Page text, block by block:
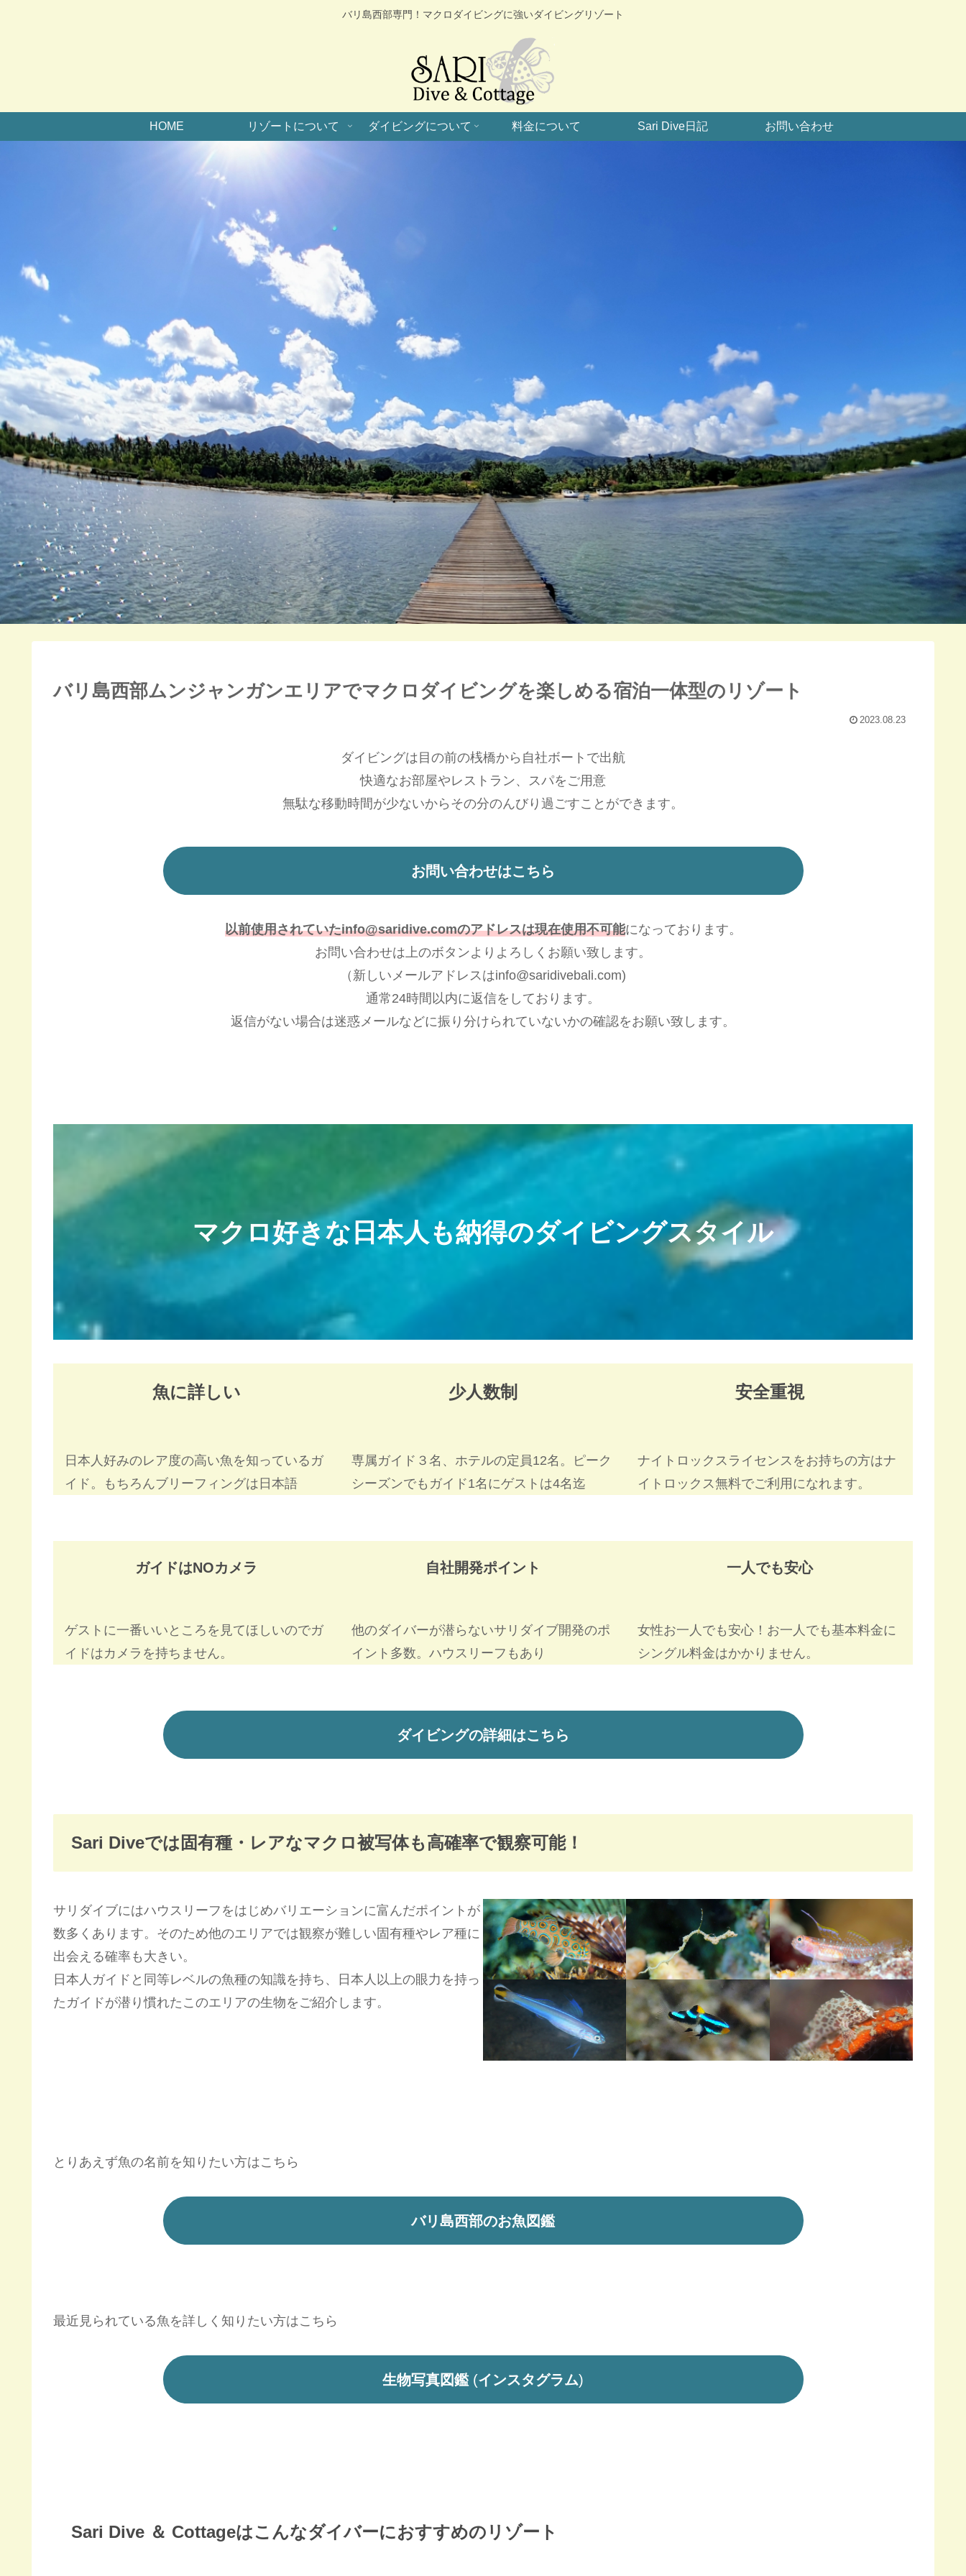
バリ島西部専門！マクロダイビングに強いダイビングリゾート
HOME リゾートについて ダイビングについて 料金について Sari Dive日記 お問い合わせ
バリ島西部ムンジャンガンエリアでマクロダイビングを楽しめる宿泊一体型のリゾート
2023.08.23
ダイビングは目の前の桟橋から自社ボートで出航
快適なお部屋やレストラン、スパをご用意
無駄な移動時間が少ないからその分のんびり過ごすことができます。
お問い合わせはこちら
以前使用されていたinfo@saridive.comのアドレスは現在使用不可能になっております。
お問い合わせは上のボタンよりよろしくお願い致します。
（新しいメールアドレスはinfo@saridivebali.com)
通常24時間以内に返信をしております。
返信がない場合は迷惑メールなどに振り分けられていないかの確認をお願い致します。
マクロ好きな日本人も納得のダイビングスタイル
魚に詳しい
日本人好みのレア度の高い魚を知っているガ
イド。もちろんブリーフィングは日本語
少人数制
専属ガイド３名、ホテルの定員12名。ピーク
シーズンでもガイド1名にゲストは4名迄
安全重視
ナイトロックスライセンスをお持ちの方はナ
イトロックス無料でご利用になれます。
ガイドはNOカメラ
ゲストに一番いいところを見てほしいのでガ
イドはカメラを持ちません。
自社開発ポイント
他のダイバーが潜らないサリダイブ開発のポ
イント多数。ハウスリーフもあり
一人でも安心
女性お一人でも安心！お一人でも基本料金に
シングル料金はかかりません。
ダイビングの詳細はこちら
Sari Diveでは固有種・レアなマクロ被写体も高確率で観察可能！
サリダイブにはハウスリーフをはじめバリエーションに富んだポイントが
数多くあります。そのため他のエリアでは観察が難しい固有種やレア種に
出会える確率も大きい。
日本人ガイドと同等レベルの魚種の知識を持ち、日本人以上の眼力を持っ
たガイドが潜り慣れたこのエリアの生物をご紹介します。
とりあえず魚の名前を知りたい方はこちら
バリ島西部のお魚図鑑
最近見られている魚を詳しく知りたい方はこちら
生物写真図鑑 (インスタグラム)
Sari Dive ＆ Cottageはこんなダイバーにおすすめのリゾート